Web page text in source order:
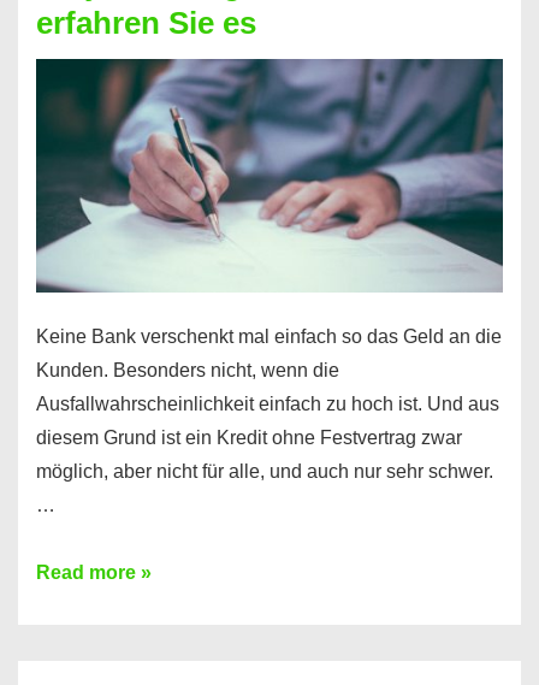
nicht
nur
für
Handy
möglich!
erfahren Sie es
Keine Bank verschenkt mal einfach so das Geld an die
Kunden. Besonders nicht, wenn die
Ausfallwahrscheinlichkeit einfach zu hoch ist. Und aus
diesem Grund ist ein Kredit ohne Festvertrag zwar
möglich, aber nicht für alle, und auch nur sehr schwer.
…
Ist
Read more »